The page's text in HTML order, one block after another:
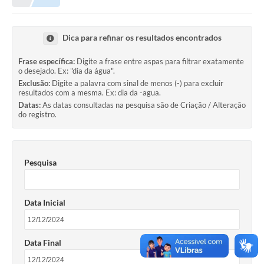
Prefeitura
Portal da Transparência
Vagas de Emprego
Secretarias
Ouvidoria
Dica para refinar os resultados encontrados
Frase específica: Digite a frase entre aspas para filtrar exatamente
o desejado. Ex: "dia da água".
Exclusão: Digite a palavra com sinal de menos (-) para excluir
resultados com a mesma. Ex: dia da -agua.
Datas:As datas consultadas na pesquisa são de Criação / Alteração
do registro.
Pesquisa
Data Inicial
Data Final